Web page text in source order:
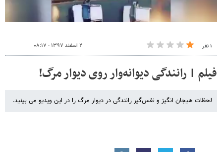
۱ نفر ۲ اسفند ۱۳۹۷ - ۰۸:۱۷
فیلم | رانندگی ‌دیوانه‌وار روی دیوار مرگ!
لحظات هیجان انگیز و نفس‌گیر رانندگی در دیوار مرگ را در این ویدیو می بینید.